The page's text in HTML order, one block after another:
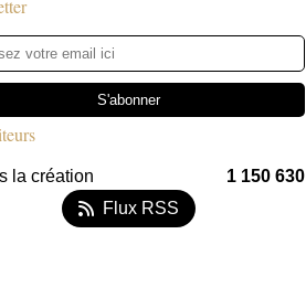
la création
1 150 630
Flux RSS